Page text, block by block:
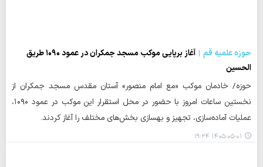
حوزه علمیه قم
آغاز برپایی موکب مسجد جمکران در عمود ۱۰۹۰ طریق
الحسین
حوزه/ خادمان موکب «مع امام منصور» آستان مقدس مسجد جمکران از
نخستین ساعات امروز با حضور در محل استقرار این موکب در عمود ۱۰۹۰،
عملیات آماده‌سازی، تجهیز و بهسازی بخش‌های مختلف را آغاز کردند.
۱۴۰۵-۰۵-۰۱ ۱۹:۲۴